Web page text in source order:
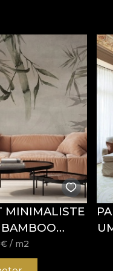
raffinée,
et de propriétés
Standard 100et
résistance à
ainsi que par
sans
MINIMALISTE
– VLADILA
€ / m2